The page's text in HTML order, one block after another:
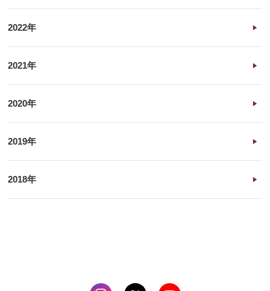
2022年
2021年
2020年
2019年
2018年